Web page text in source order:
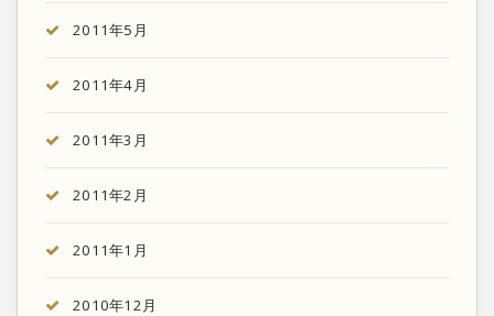
2011年5月
2011年4月
2011年3月
2011年2月
2011年1月
2010年12月